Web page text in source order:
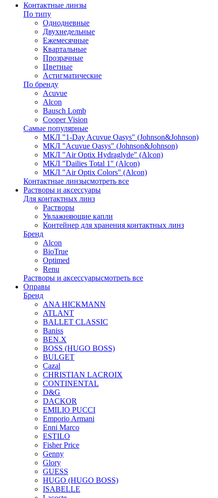
Контактные линзы
По типу
Однодневные
Двухнедельные
Ежемесячные
Квартальные
Прозрачные
Цветные
Астигматические
По бренду
Acuvue
Alcon
Bausch Lomb
Cooper Vision
Самые популярные
МКЛ "1-Day Acuvue Oasys" (Johnson&Johnson)
МКЛ "Acuvue Oasys" (Johnson&Johnson)
МКЛ "Air Optix Hydraglyde" (Alcon)
МКЛ "Dailies Total 1" (Alcon)
МКЛ "Air Optix Colors" (Alcon)
Контактные линзысмотреть все
Растворы и аксессуары
Для контактных линз
Растворы
Увлажняющие капли
Контейнер для хранения контактных линз
Бренд
Alcon
BioTrue
Optimed
Renu
Растворы и аксессуарысмотреть все
Оправы
Бренд
ANA HICKMANN
ATLANT
BALLET CLASSIC
Baniss
BEN.X
BOSS (HUGO BOSS)
BULGET
Cazal
CHRISTIAN LACROIX
CONTINENTAL
D&G
DACKOR
EMILIO PUCCI
Emporio Armani
Enni Marco
ESTILO
Fisher Price
Genny
Glory
GUESS
HUGO (HUGO BOSS)
ISABELLE